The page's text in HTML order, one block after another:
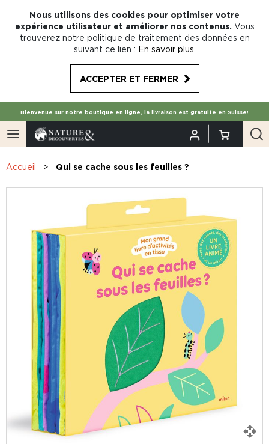
Nous utilisons des cookies pour optimiser votre
expérience utilisateur et améliorer nos contenus. Vous
trouverez notre politique de traitement des données en
suivant ce lien : En savoir plus
ACCEPTER ET FERMER
Bienvenue sur notre boutique en ligne, la livraison est gratuite en Suisse!
Accueil Qui se cache sous les feuilles ?